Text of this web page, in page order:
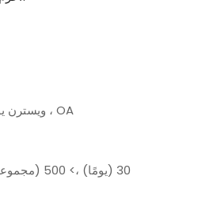
L/C ، D/A ، D/P ، T/T ، ويسترن يونيون ، مونيغرام ، OA
1-500 (مجموعات): 30 (يومًا) ،> 500 (مجموعات): للتفاوض (أيام)